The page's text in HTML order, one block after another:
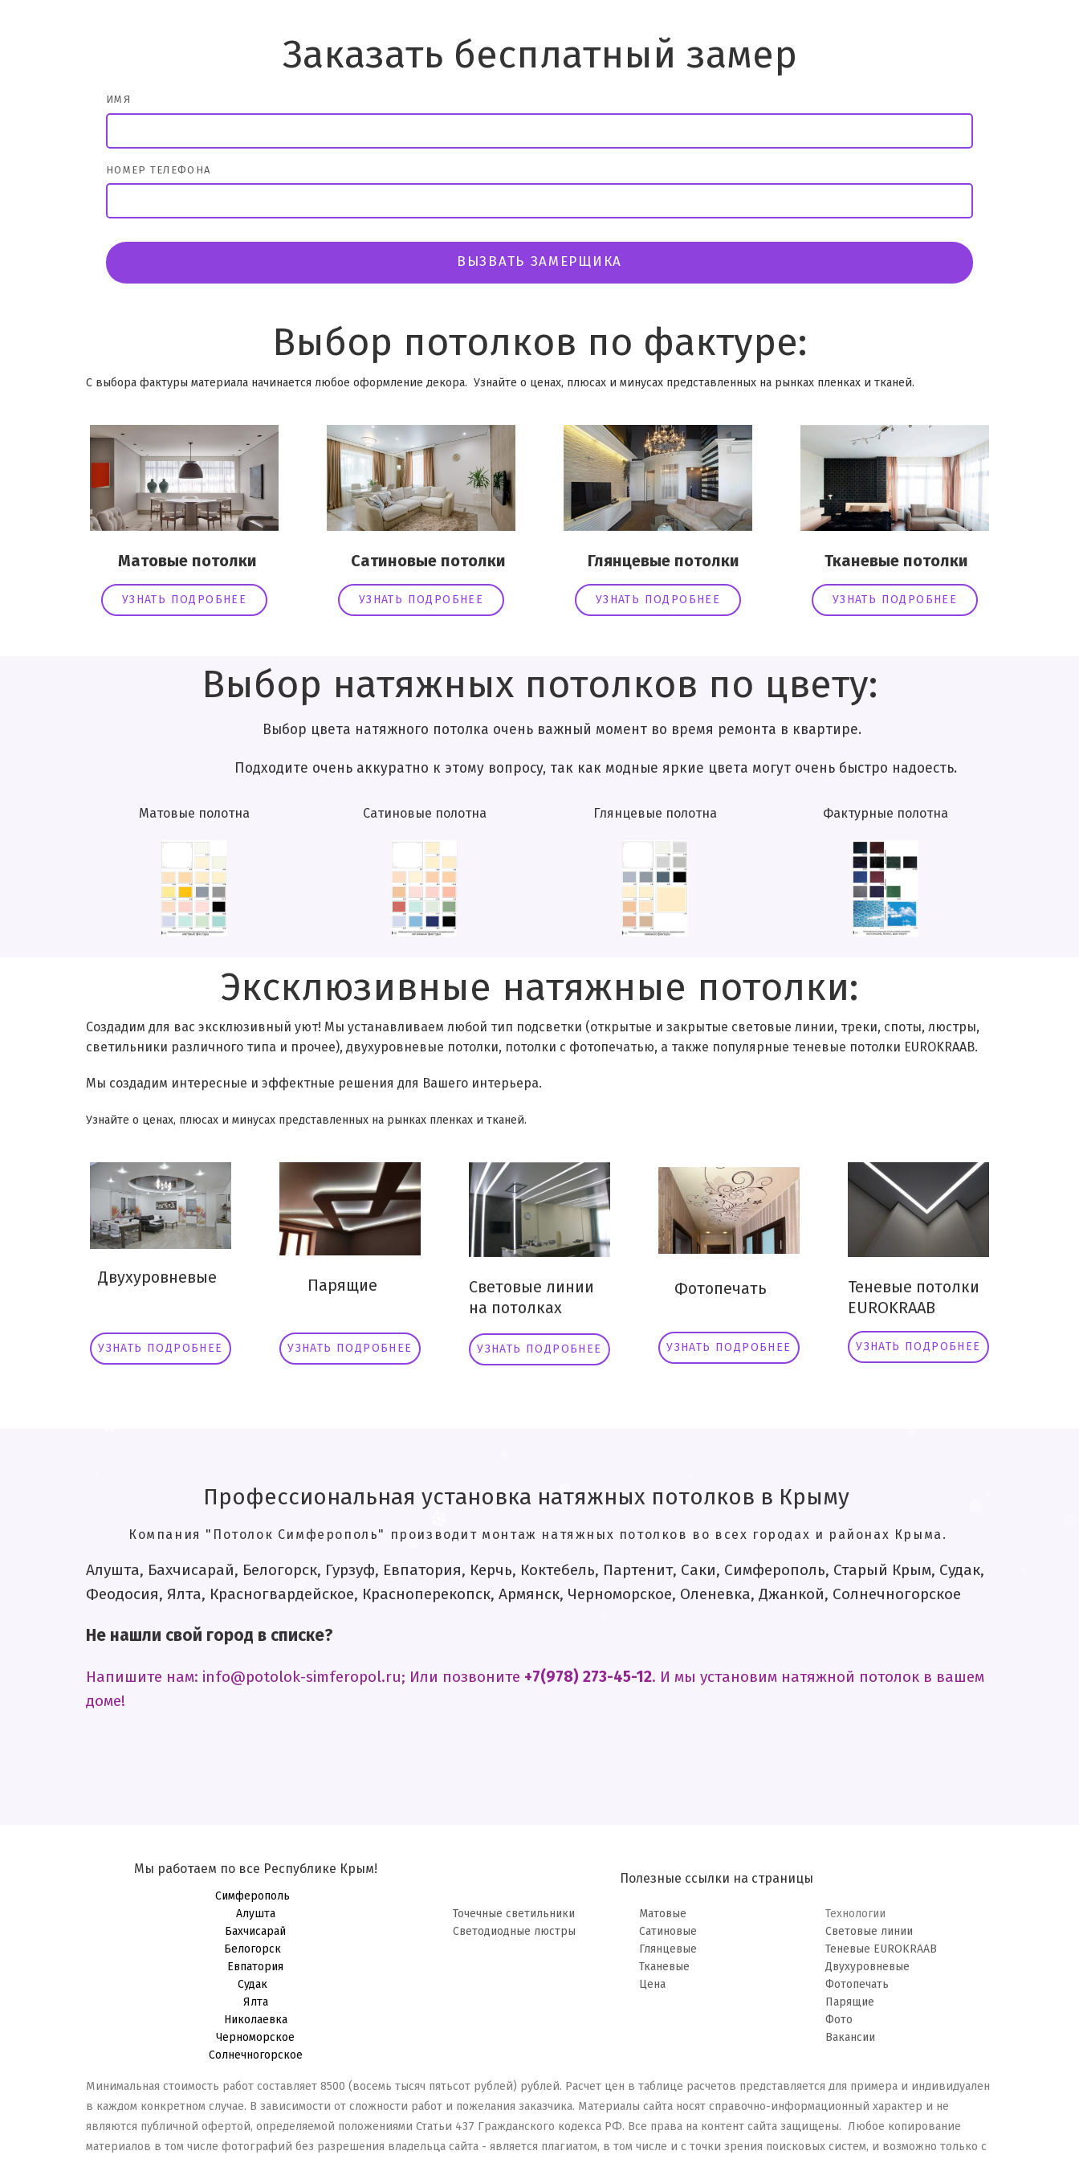
Заказать бесплатный замер
ИМЯ
НОМЕР ТЕЛЕФОНА
ВЫЗВАТЬ ЗАМЕРЩИКА
Выбор потолков по фактуре:
С выбора фактуры материала начинается любое оформление декора. Узнайте о ценах, плюсах и минусах представленных на рынках пленках и тканей.
Матовые потолки
УЗНАТЬ ПОДРОБНЕЕ
Сатиновые потолки
УЗНАТЬ ПОДРОБНЕЕ
Глянцевые потолки
УЗНАТЬ ПОДРОБНЕЕ
Тканевые потолки
УЗНАТЬ ПОДРОБНЕЕ
Выбор натяжных потолков по цвету:
Выбор цвета натяжного потолка очень важный момент во время ремонта в квартире.
Подходите очень аккуратно к этому вопросу, так как модные яркие цвета могут очень быстро надоесть.
Матовые полотна Сатиновые полотна Глянцевые полотна Фактурные полотна
Эксклюзивные натяжные потолки:
Создадим для вас эксклюзивный уют! Мы устанавливаем любой тип подсветки (открытые и закрытые световые линии, треки, споты, люстры,
светильники различного типа и прочее), двухуровневые потолки, потолки с фотопечатью, а также популярные теневые потолки EUROKRAAB.
Мы создадим интересные и эффектные решения для Вашего интерьера.
Узнайте о ценах, плюсах и минусах представленных на рынках пленках и тканей.
Двухуровневые
УЗНАТЬ ПОДРОБНЕЕ
Парящие
УЗНАТЬ ПОДРОБНЕЕ
Световые линии
на потолках
УЗНАТЬ ПОДРОБНЕЕ
Фотопечать
УЗНАТЬ ПОДРОБНЕЕ
Теневые потолки
EUROKRAAB
УЗНАТЬ ПОДРОБНЕЕ
*
*
❆
❅
Профессиональная установка натяжных потолков в Крыму
Компания "Потолок Симферополь" производит монтаж натяжных потолков во всех городах и районах Крыма.
Алушта, Бахчисарай, Белогорск, Гурзуф, Евпатория, Керчь, Коктебель, Партенит, Саки, Симферополь, Старый Крым, Судак,
Феодосия, Ялта, Красногвардейское, Красноперекопск, Армянск, Черноморское, Оленевка, Джанкой, Солнечногорское
Не нашли свой город в списке?
Напишите нам: info@potolok-simferopol.ru; Или позвоните +7(978) 273-45-12. И мы установим натяжной потолок в вашем
доме!
Мы работаем по все Республике Крым!
Симферополь
Алушта
Бахчисарай
Белогорск
Евпатория
Судак
Ялта
Николаевка
Черноморское
Солнечногорское
Полезные ссылки на страницы
Точечные светильники
Светодиодные люстры
Матовые
Сатиновые
Глянцевые
Тканевые
Цена
Технологии
Световые линии
Теневые EUROKRAAB
Двухуровневые
Фотопечать
Парящие
Фото
Вакансии
Минимальная стоимость работ составляет 8500 (восемь тысяч пятьсот рублей) рублей. Расчет цен в таблице расчетов представляется для примера и индивидуален
в каждом конкретном случае. В зависимости от сложности работ и пожелания заказчика. Материалы сайта носят справочно-информационный характер и не
являются публичной офертой, определяемой положениями Статьи 437 Гражданского кодекса РФ. Все права на контент сайта защищены. Любое копирование
материалов в том числе фотографий без разрешения владельца сайта - является плагиатом, в том числе и с точки зрения поисковых систем, и возможно только с